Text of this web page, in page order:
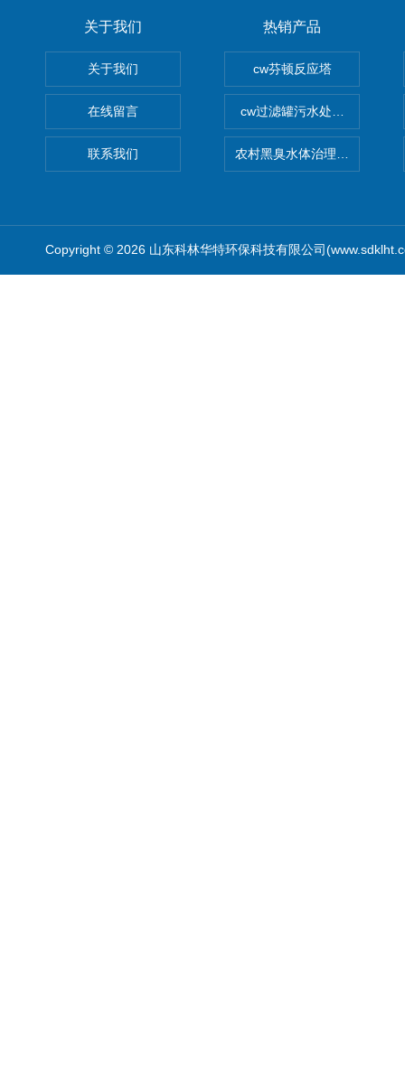
关于我们
关于我们
在线留言
联系我们
热销产品
cw芬顿反应塔
cw过滤罐污水处理设备 多介
农村黑臭水体治理设备
Copyright © 2026 山东科林华特环保科技有限公司